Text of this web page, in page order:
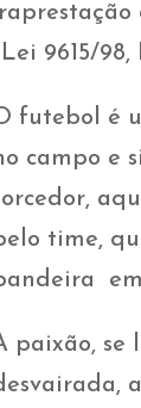
9615/
futebol é
campo e
time,
paixão, se